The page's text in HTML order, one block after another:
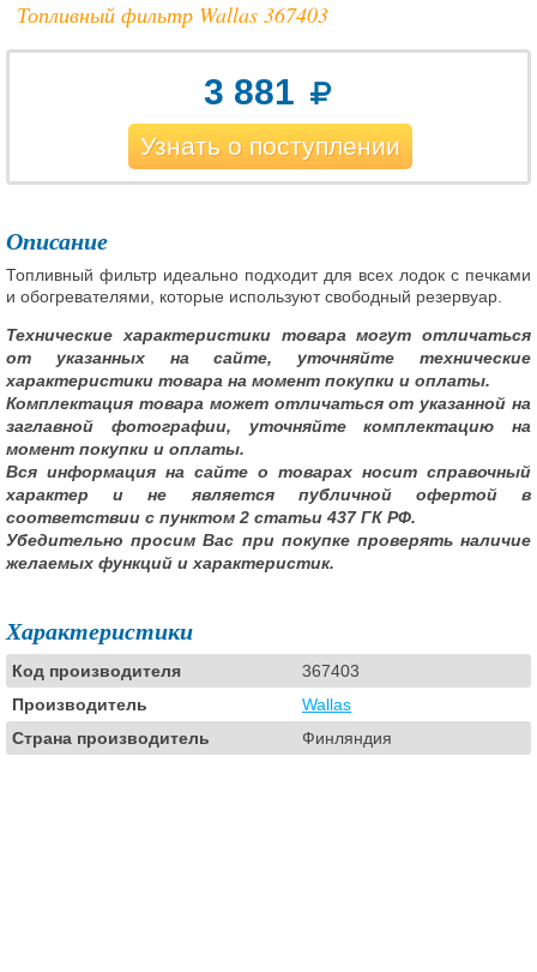
Топливный фильтр Wallas 367403
3 881
Узнать о поступлении
Описание
Топливный фильтр идеально подходит для всех лодок с печками
и обогревателями, которые используют свободный резервуар.
Технические характеристики товара могут отличаться
от указанных на сайте, уточняйте технические
характеристики товара на момент покупки и оплаты.
Комплектация товара может отличаться от указанной на
заглавной фотографии, уточняйте комплектацию на
момент покупки и оплаты.
Вся информация на сайте о товарах носит справочный
характер и не является публичной офертой в
соответствии с пунктом 2 статьи 437 ГК РФ.
Убедительно просим Вас при покупке проверять наличие
желаемых функций и характеристик.
Характеристики
Код производителя
367403
Производитель
Wallas
Страна производитель
Финляндия